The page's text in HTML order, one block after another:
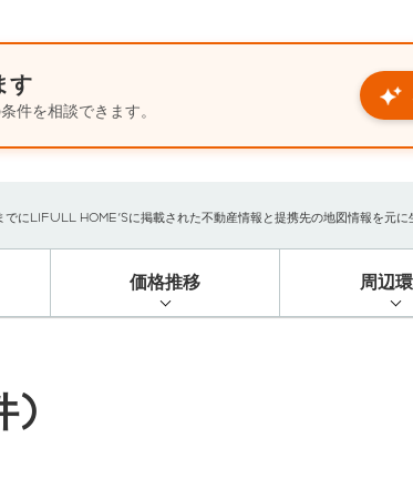
す
件を相談できます。
でにLIFULL HOME'Sに掲載された不動産情報と提携先の地図情報を元
価格推移 周辺
)